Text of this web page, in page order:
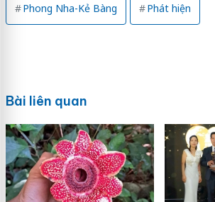
Phong Nha-Kẻ Bàng Phát hiện
Bài liên quan